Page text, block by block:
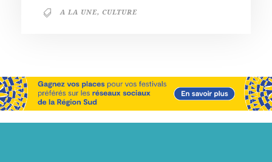
A LA UNE, CULTURE